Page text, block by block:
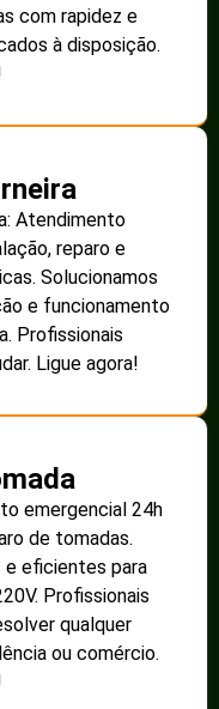
com rapidez e
à disposição.
Atendimento
reparo e
Solucionamos
e funcionamento
Profissionais
Ligue agora!
emergencial 24h
de tomadas.
e eficientes para
Profissionais
qualquer
ou comércio.